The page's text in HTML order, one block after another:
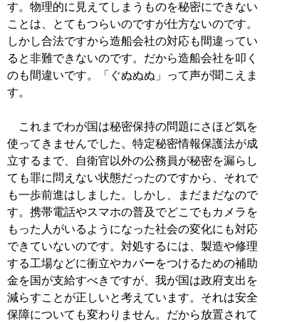
す。物理的に見えてしまうものを秘密にできない
ことは、とてもつらいのですが仕方ないのです。
しかし合法ですから造船会社の対応も間違ってい
ると非難できないのです。だから造船会社を叩く
のも間違いです。「ぐぬぬぬ」って声が聞こえま
す。
これまでわが国は秘密保持の問題にさほど気を
使ってきませんでした。特定秘密情報保護法が成
立するまで、自衛官以外の公務員が秘密を漏らし
ても罪に問えない状態だったのですから、それで
も一歩前進はしました。しかし、まだまだなので
す。携帯電話やスマホの普及でどこでもカメラを
もった人がいるようになった社会の変化にも対応
できていないのです。対処するには、製造や修理
する工場などに衝立やカバーをつけるための補助
金を国が支給すべきですが、我が国は政府支出を
減らすことが正しいと考えています。それは安全
保障についても変わりません。だから放置されて